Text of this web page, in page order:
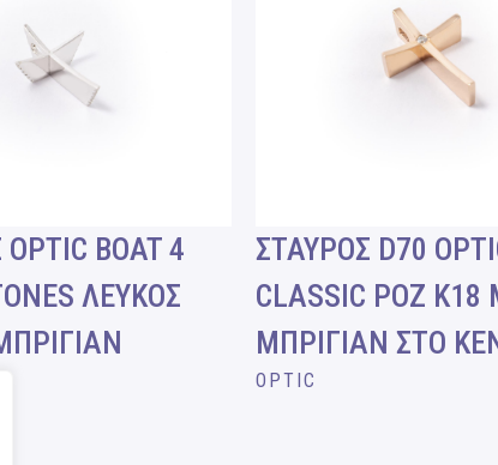
BOAT 4
ΛΕΥΚΟΣ
ΣΤΑΥΡΟΣ D70
CLASSIC ΡΟΖ Κ18
ΜΠΡΙΓΙΑΝ ΣΤΟ
OPTIC